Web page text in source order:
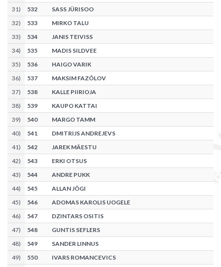
31) 532
SASS JÜRISOO
32) 533
MIRKO TALU
33) 534
JANIS TEIVISS
34) 535
MADIS SILDVEE
35) 536
HAIGO VARIK
36) 537
MAKSIM FAZÕLOV
37) 538
KALLE PIIRIOJA
38) 539
KAUPO KATTAI
39) 540
MARGO TAMM
40) 541
DMITRIJS ANDREJEVS
41) 542
JAREK MÄESTU
42) 543
ERKI OTSUS
43) 544
ANDRE PUKK
44) 545
ALLAN JÕGI
45) 546
ADOMAS KAROLIS UOGELE
46) 547
DZINTARS OSITIS
47) 548
GUNTIS SEFLERS
48) 549
SANDER LINNUS
49) 550
IVARS ROMANCEVICS